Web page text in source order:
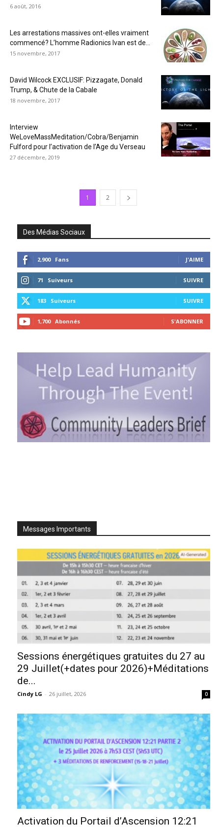
6 août, 2016
Les arrestations massives ont-elles vraiment
commencé? L’homme Radionics Ivan est de...
15 novembre, 2017
David Wilcock EXCLUSIF: Pizzagate, Donald
Trump, & Chute de la Cabale
18 novembre, 2017
Interview
WeLoveMassMeditation/Cobra/Benjamin
Fulford pour l’activation de l’Age du Verseau
27 décembre, 2019
1 2
Des Médias Sociaux
2,900 Fans J'AIME
71 Suiveurs SUIVRE
183 Suiveurs SUIVRE
1,700 Abonnés S'ABONNER
Messages Importants
Sessions énergétiques gratuites du 27 au
29 Juillet(+dates pour 2026)+Méditations
de...
Cindy LG - 26 juillet, 2026 0
Activation du Portail d’Ascension 12:21